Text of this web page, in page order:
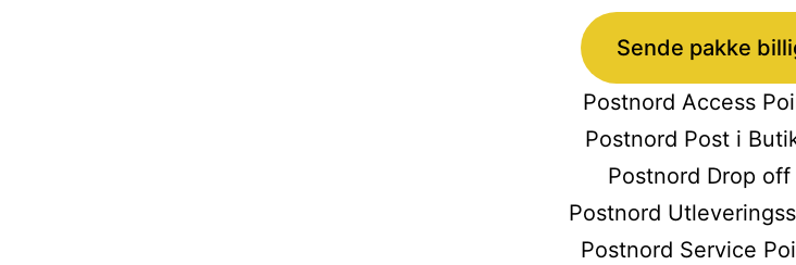
Sende pakke
Postnord Access
Postnord Post i
Postnord Drop off
Postnord
Postnord Service